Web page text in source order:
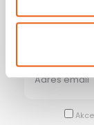
Bądź na bieżąco